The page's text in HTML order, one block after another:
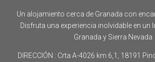
Un alojamiento cerca de Granada con
Disfruta una experiencia inolvidable en un
Granada y Sierra Nevada
DIRECCIÓN : Crta A-4026 km 6,1, 18191